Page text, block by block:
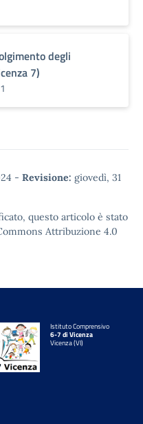
degli
7)
- Revisione: giovedì, 31
questo articolo è stato
Attribuzione 4.0
Istituto Comprensivo
6-7 di Vicenza
Vicenza (VI)